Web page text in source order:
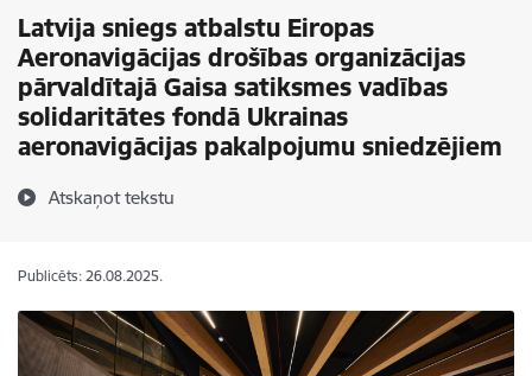
Latvija sniegs atbalstu Eiropas
Aeronavigācijas drošības organizācijas
pārvaldītajā Gaisa satiksmes vadības
solidaritātes fondā Ukrainas
aeronavigācijas pakalpojumu sniedzējiem
Atskaņot tekstu
Publicēts: 26.08.2025.